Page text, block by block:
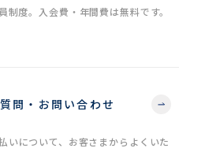
制度。入会費・年間費は無料です。
問・お問い合わせ
いについて、お客さまからよくいた